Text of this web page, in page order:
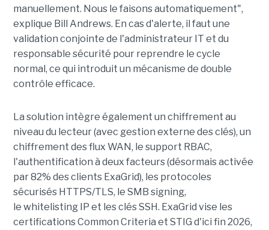
manuellement. Nous le faisons automatiquement",
explique Bill Andrews. En cas d'alerte, il faut une
validation conjointe de l'administrateur IT et du
responsable sécurité pour reprendre le cycle
normal, ce qui introduit un mécanisme de double
contrôle efficace.
La solution intègre également un chiffrement au
niveau du lecteur (avec gestion externe des clés), un
chiffrement des flux WAN, le support RBAC,
l'authentification à deux facteurs (désormais activée
par 82% des clients ExaGrid), les protocoles
sécurisés HTTPS/TLS, le SMB signing,
le whitelisting IP et les clés SSH. ExaGrid vise les
certifications Common Criteria et STIG d'ici fin 2026,